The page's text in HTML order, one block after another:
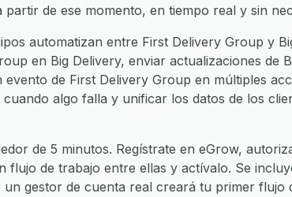
de ese momento, en tiempo real y sin
automatizan entre First Delivery Group y
en Big Delivery, enviar actualizaciones de
de First Delivery Group en múltiples
algo falla y unificar los datos de los
de 5 minutos. Regístrate en eGrow,
flujo de trabajo entre ellas y actívalo. Se
gestor de cuenta real creará tu primer flujo